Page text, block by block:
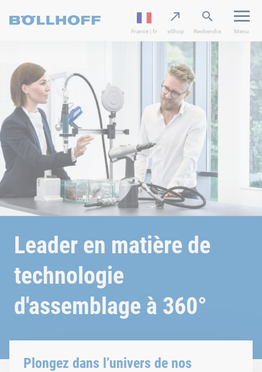
France | fr eShop Recherche Menu
Leader en matière de
technologie
d'assemblage à 360°
Plongez dans l’univers de nos